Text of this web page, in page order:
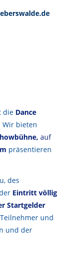
die Dance
Wir bieten
auf
präsentieren
des
Eintritt völlig
Startgelder
und
und der